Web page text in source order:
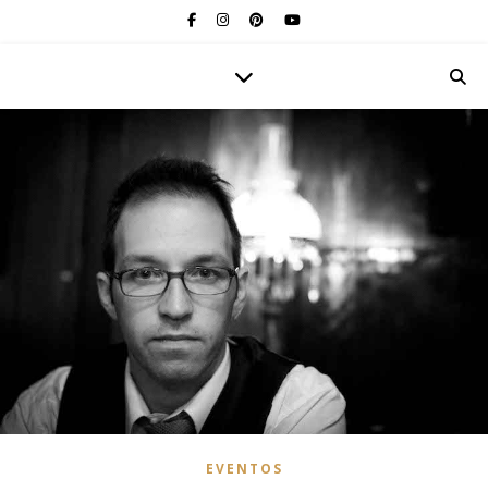
EVENTOS